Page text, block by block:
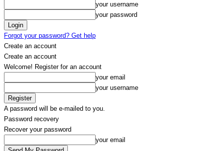
your username
your password
Forgot your password? Get help
Create an account
Create an account
Welcome! Register for an account
your email
your username
A password will be e-mailed to you.
Password recovery
Recover your password
your email